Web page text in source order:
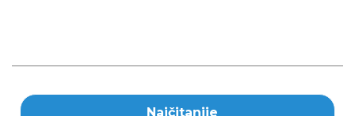
Najčitanije